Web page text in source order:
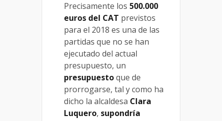
Precisamente los 500.000
euros del CAT previstos
para el 2018 es una de las
partidas que no se han
ejecutado del actual
presupuesto, un
presupuestoque de
prorrogarse, tal y como ha
dicho la alcaldesa Clara
Luquero, supondría